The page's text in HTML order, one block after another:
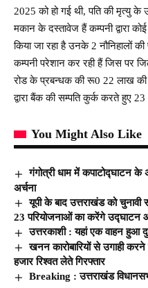
2025 को हो गई थी, पति की मृत्यु के
मकान के दस्तावेज हैं कम्पनी द्वारा
किया जा रहा है उनके 2 नौनिहालों
कम्पनी परेशान कर रही हैं जिस पर
रोड के प्रबन्धक की रू0 22 लाख
द्वारा बैंक की सम्पति कुर्क करते हुए
You Might Also Like
गंगोत्री धाम में कपाटोद्घाटन
अर्चना
यूपी के बाद उत्तराखंड को चुनावी
23 परियोजनाओं का करेंगे उद्घाटन
उत्तरकाशी : यहां एक वाहन हुआ
खनन कारोबारियों से उगाही
हजार रिश्वत लेते गिरफ्तार
Breaking : उत्तराखंड